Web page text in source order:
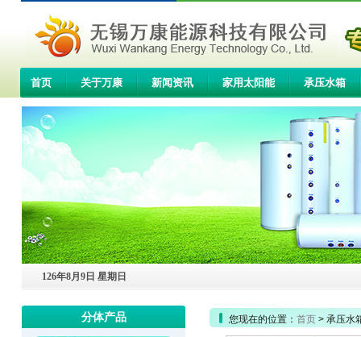
首页 关于万康 新闻资讯 家用太阳能 承压水箱
联系我们
126年8月9日 星期日
分体产品 您现在的位置： 首页 > 承压水